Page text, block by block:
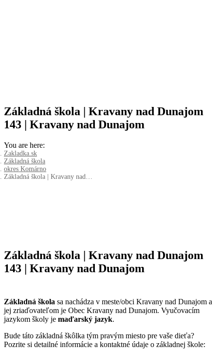
Základná škola | Kravany nad Dunajom
143 | Kravany nad Dunajom
You are here:
Zakladka.sk
Základná škola
okres Komárno
Základná škola | Kravany nad…
Základná škola | Kravany nad Dunajom
143 | Kravany nad Dunajom
Základná škola sa nachádza v meste/obci Kravany nad Dunajom a
jej zriaďovateľom je Obec Kravany nad Dunajom. Vyučovacím
jazykom školy je maďarský jazyk.
Bude táto základná škôlka tým pravým miesto pre vaše dieťa?
Pozrite si detailné informácie a kontaktné údaje o základnej škole: